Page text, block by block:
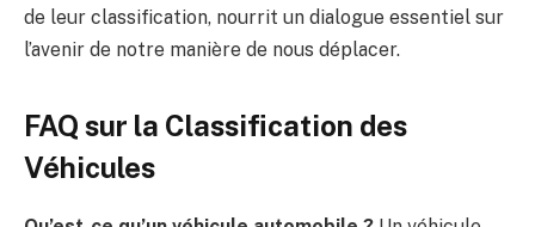
de leur classification, nourrit un dialogue essentiel sur
l’avenir de notre manière de nous déplacer.
FAQ sur la Classification des
Véhicules